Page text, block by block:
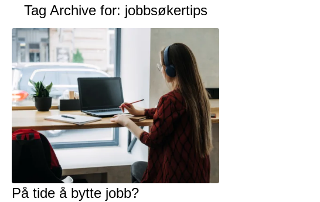
Tag Archive for: jobbsøkertips
På tide å bytte jobb?